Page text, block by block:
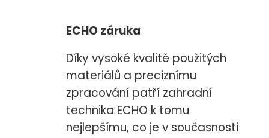
ECHO záruka
Díky vysoké kvalitě použitých
materiálů a preciznímu
zpracování patří zahradní
technika ECHO k tomu
nejlepšímu, co je v současnosti